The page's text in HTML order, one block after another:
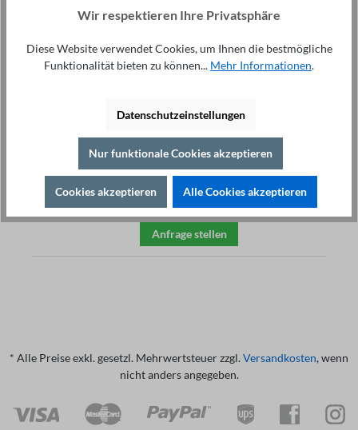
Preis auf Anfrage
Genauigkeit: 0,01%
Display:
10,1" kapazitiver Touchscreen
Bias-Spannung ist eingebaut
RS232C, RS485, Handler, externe
DC-BIAS-Steuerung
Optional: LCR-Funktion
Anfrage stellen
* Alle Preise exkl. gesetzl. Mehrwertsteuer zzgl. Versandkosten, wenn
nicht anders angegeben.
Wir respektieren Ihre Privatsphäre
Diese Website verwendet Cookies, um Ihnen die bestmögliche
Funktionalität bieten zu können... Mehr Informationen.
Datenschutzeinstellungen
Nur funktionale Cookies akzeptieren
Cookies akzeptieren Alle Cookies akzeptieren